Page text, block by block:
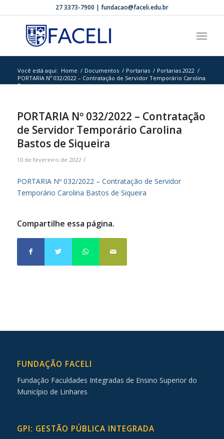
27 3373-7900 | fundacao@faceli.edu.br
Você está aqui: Home / Documentos / Portarias / Portarias 2022 /
PORTARIA Nº 032/2022 – Contratação de Servidor Temporário Carolina
Bas...
PORTARIA Nº 032/2022 – Contratação
de Servidor Temporário Carolina
Bastos de Siqueira
10 de fevereiro de 2022 /
PORTARIA Nº 032/2022 – Contratação de Servidor
Temporário Carolina Bastos de Siqueira
Compartilhe essa página.
FUNDAÇÃO FACELI
Fundação Faculdades Integradas de Ensino Superior do
Município de Linhares
GPI: GESTÃO PÚBLICA INTEGRADA